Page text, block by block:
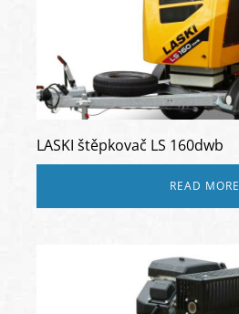
LASKI štěpkovač LS 160dwb
READ MORE